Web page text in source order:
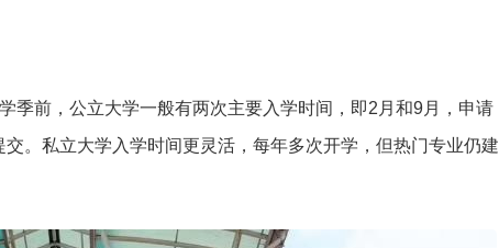
季前，公立大学一般有两次主要入学时间，即2月和9月，申请
。私立大学入学时间更灵活，每年多次开学，但热门专业仍建